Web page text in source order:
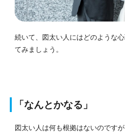
続いて、図太い人にはどのような
てみましょう。
「なんとかなる」
図太い人は何も根拠はないのです